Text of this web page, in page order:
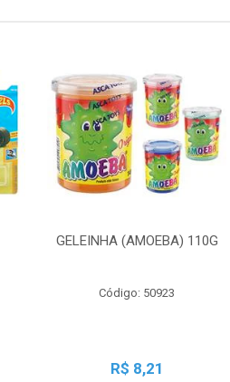
GELEINHA (AMOEBA) 110G
Código: 50923
R$ 8,21